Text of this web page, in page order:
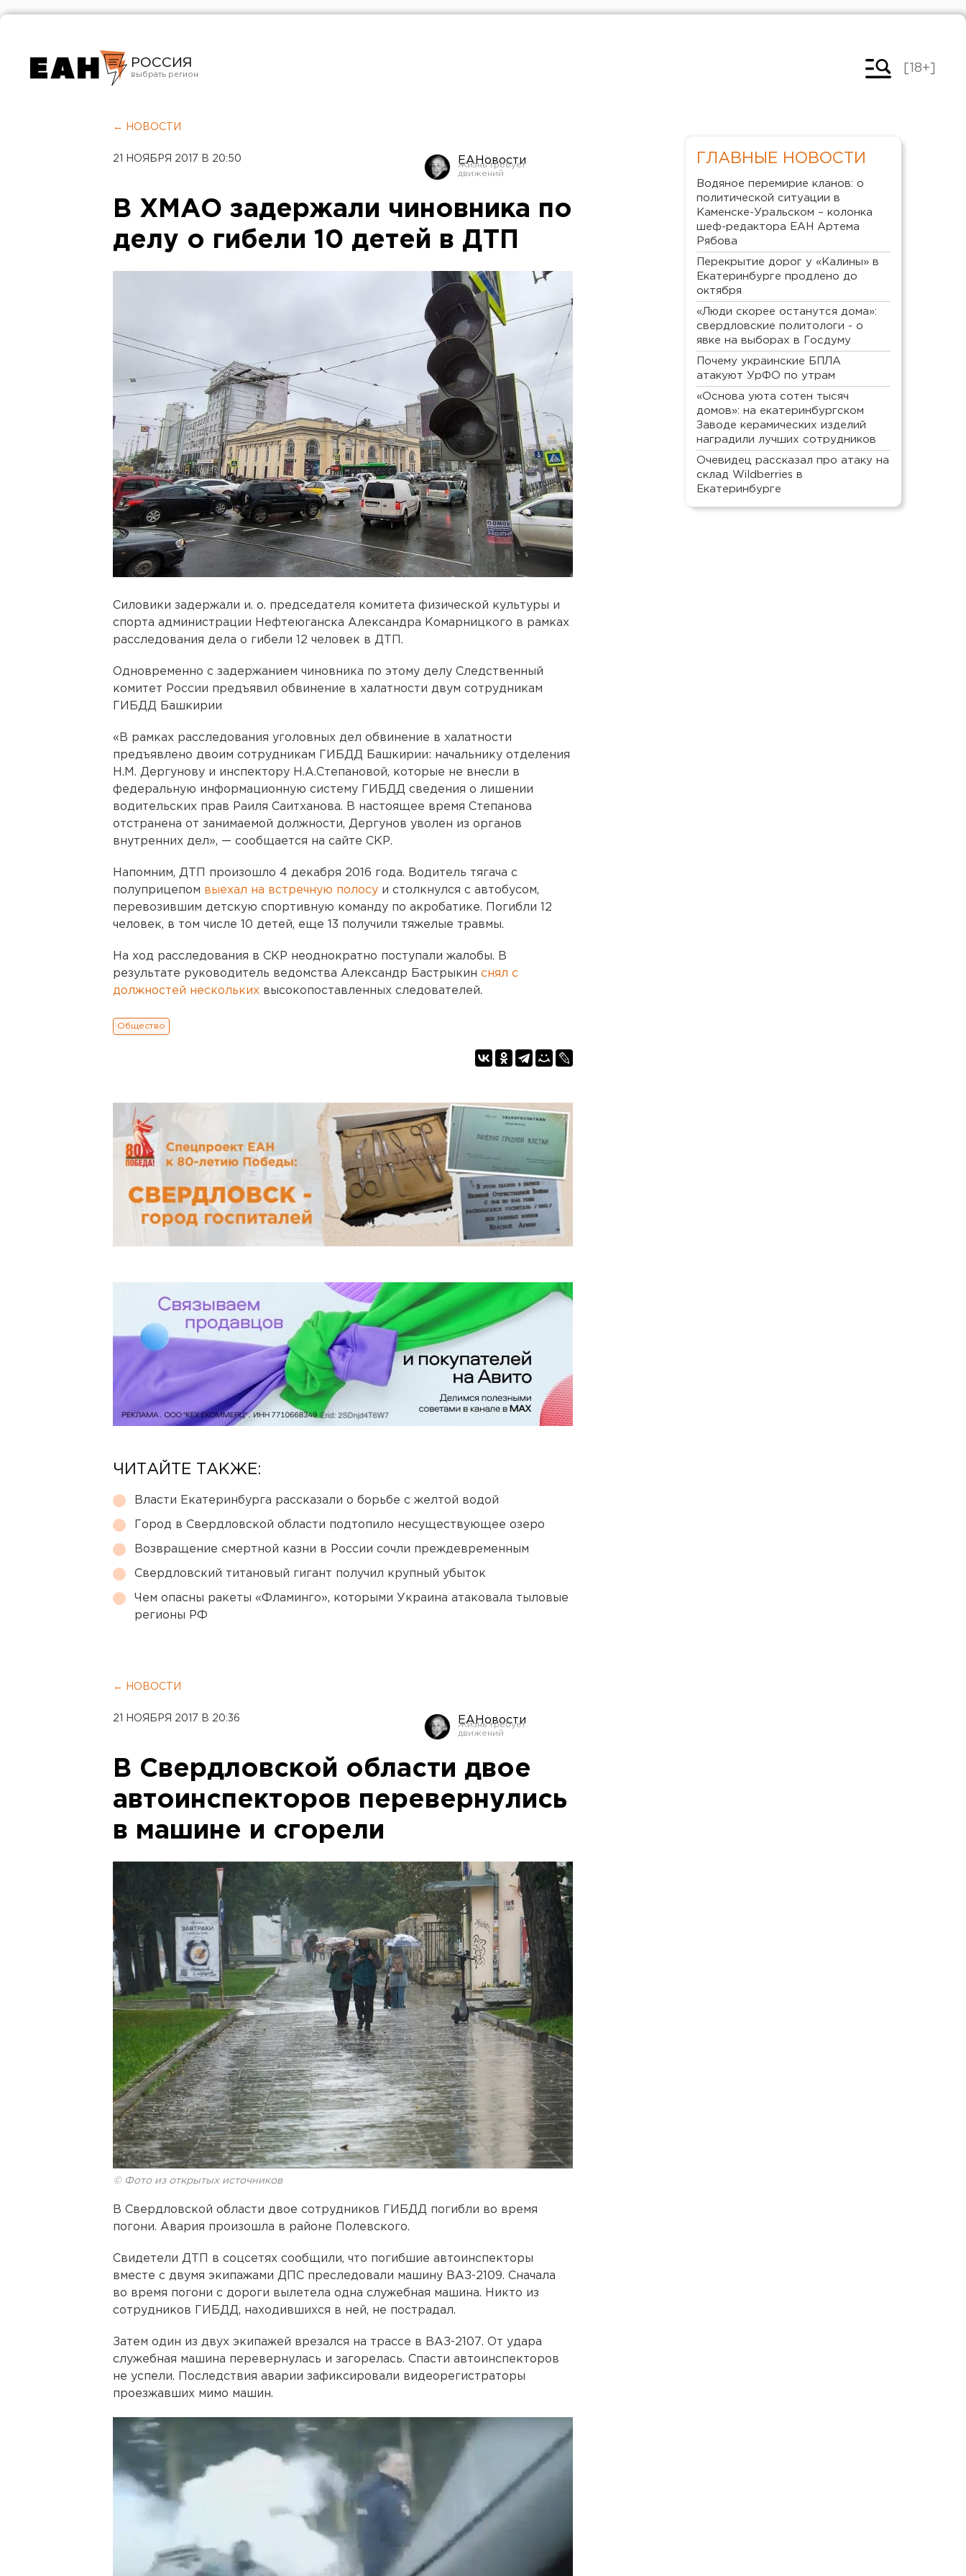
РОССИЯ
Челябинск
[18+]
← НОВОСТИ
21 НОЯБРЯ 2017 В 20:50 ЕАНовости
В ХМАО задержали чиновника по
делу о гибели 10 детей в ДТП
Силовики задержали и. о. председателя комитета физической культуры и
спорта администрации Нефтеюганска Александра Комарницкого в рамках
расследования дела о гибели 12 человек в ДТП.
Одновременно с задержанием чиновника по этому делу Следственный
комитет России предъявил обвинение в халатности двум сотрудникам
ГИБДД Башкирии
«В рамках расследования уголовных дел обвинение в халатности
предъявлено двоим сотрудникам ГИБДД Башкирии: начальнику отделения
Н.М. Дергунову и инспектору Н.А.Степановой, которые не внесли в
федеральную информационную систему ГИБДД сведения о лишении
водительских прав Раиля Саитханова. В настоящее время Степанова
отстранена от занимаемой должности, Дергунов уволен из органов
внутренних дел», — сообщается на сайте СКР.
Напомним, ДТП произошло 4 декабря 2016 года. Водитель тягача с
полуприцепом выехал на встречную полосу и столкнулся с автобусом,
перевозившим детскую спортивную команду по акробатике. Погибли 12
человек, в том числе 10 детей, еще 13 получили тяжелые травмы.
На ход расследования в СКР неоднократно поступали жалобы. В
результате руководитель ведомства Александр Бастрыкин снял с
должностей нескольких высокопоставленных следователей.
Общество
ЧИТАЙТЕ ТАКЖЕ:
Власти Екатеринбурга рассказали о борьбе с желтой водой
Город в Свердловской области подтопило несуществующее озеро
Возвращение смертной казни в России сочли преждевременным
Свердловский титановый гигант получил крупный убыток
Чем опасны ракеты «Фламинго», которыми Украина атаковала тыловые
регионы РФ
← НОВОСТИ
21 НОЯБРЯ 2017 В 20:36 ЕАНовости
В Свердловской области двое
автоинспекторов перевернулись
в машине и сгорели
© Фото из открытых источников
В Свердловской области двое сотрудников ГИБДД погибли во время
погони. Авария произошла в районе Полевского.
Свидетели ДТП в соцсетях сообщили, что погибшие автоинспекторы
вместе с двумя экипажами ДПС преследовали машину ВАЗ-2109. Сначала
во время погони с дороги вылетела одна служебная машина. Никто из
сотрудников ГИБДД, находившихся в ней, не пострадал.
Затем один из двух экипажей врезался на трассе в ВАЗ-2107. От удара
служебная машина перевернулась и загорелась. Спасти автоинспекторов
не успели. Последствия аварии зафиксировали видеорегистраторы
проезжавших мимо машин.
ГЛАВНЫЕ НОВОСТИ
Водяное перемирие кланов: о
политической ситуации в
Каменске-Уральском – колонка
шеф-редактора ЕАН Артема
Рябова
Перекрытие дорог у «Калины» в
Екатеринбурге продлено до
октября
«Люди скорее останутся дома»:
свердловские политологи - о
явке на выборах в Госдуму
Почему украинские БПЛА
атакуют УрФО по утрам
«Основа уюта сотен тысяч
домов»: на екатеринбургском
Заводе керамических изделий
наградили лучших сотрудников
Очевидец рассказал про атаку на
склад Wildberries в
Екатеринбурге